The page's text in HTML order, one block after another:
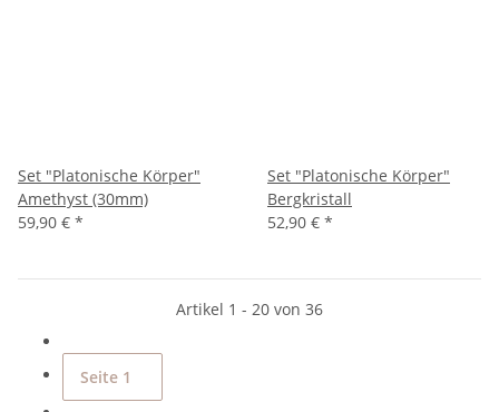
Set "Platonische Körper"
Amethyst (30mm)
59,90 € *
Set "Platonische Körper"
Bergkristall
52,90 € *
Artikel 1 - 20 von 36
Seite 1